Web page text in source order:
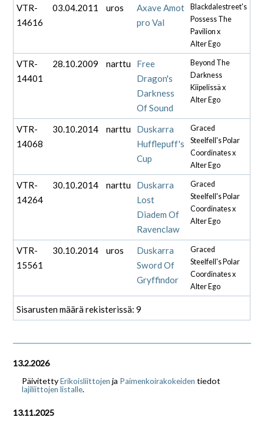
VTR-
14616
03.04.2011 uros
Axave Amot
pro Val
Blackdalestreet's
Possess The
Pavilion x
Alter Ego
VTR-
14401
28.10.2009 narttu
Free
Dragon's
Darkness
Of Sound
Beyond The
Darkness
Kiipelissä x
Alter Ego
VTR-
14068
30.10.2014 narttu
Duskarra
Hufflepuff's
Cup
Graced
Steelfell's Polar
Coordinates x
Alter Ego
VTR-
14264
30.10.2014 narttu
Duskarra
Lost
Diadem Of
Ravenclaw
Graced
Steelfell's Polar
Coordinates x
Alter Ego
VTR-
15561
30.10.2014 uros
Duskarra
Sword Of
Gryffindor
Graced
Steelfell's Polar
Coordinates x
Alter Ego
Sisarusten määrä rekisterissä: 9
13.2.2026
PäivitettyErikoisliittojen ja Paimenkoirakokeiden tiedot
lajiliittojen listalle.
13.11.2025